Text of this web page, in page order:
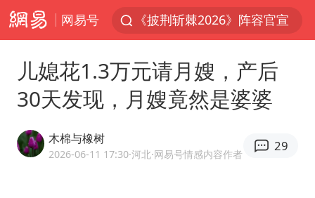
网易号
国足U17与阿森纳决赛取消 并列冠军
王艺迪无缘横滨赛决赛
2025年小学教师减少13.19万
以军士兵把枪口对准中国记者
儿媳花1.3万元请月嫂，产后
30天发现，月嫂竟然是婆婆
木棉与橡树
2026-06-11 17:30·河北·网易号情感内容作者
29